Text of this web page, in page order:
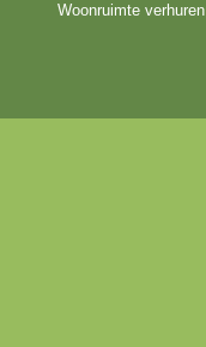
Woonruimte verhuren